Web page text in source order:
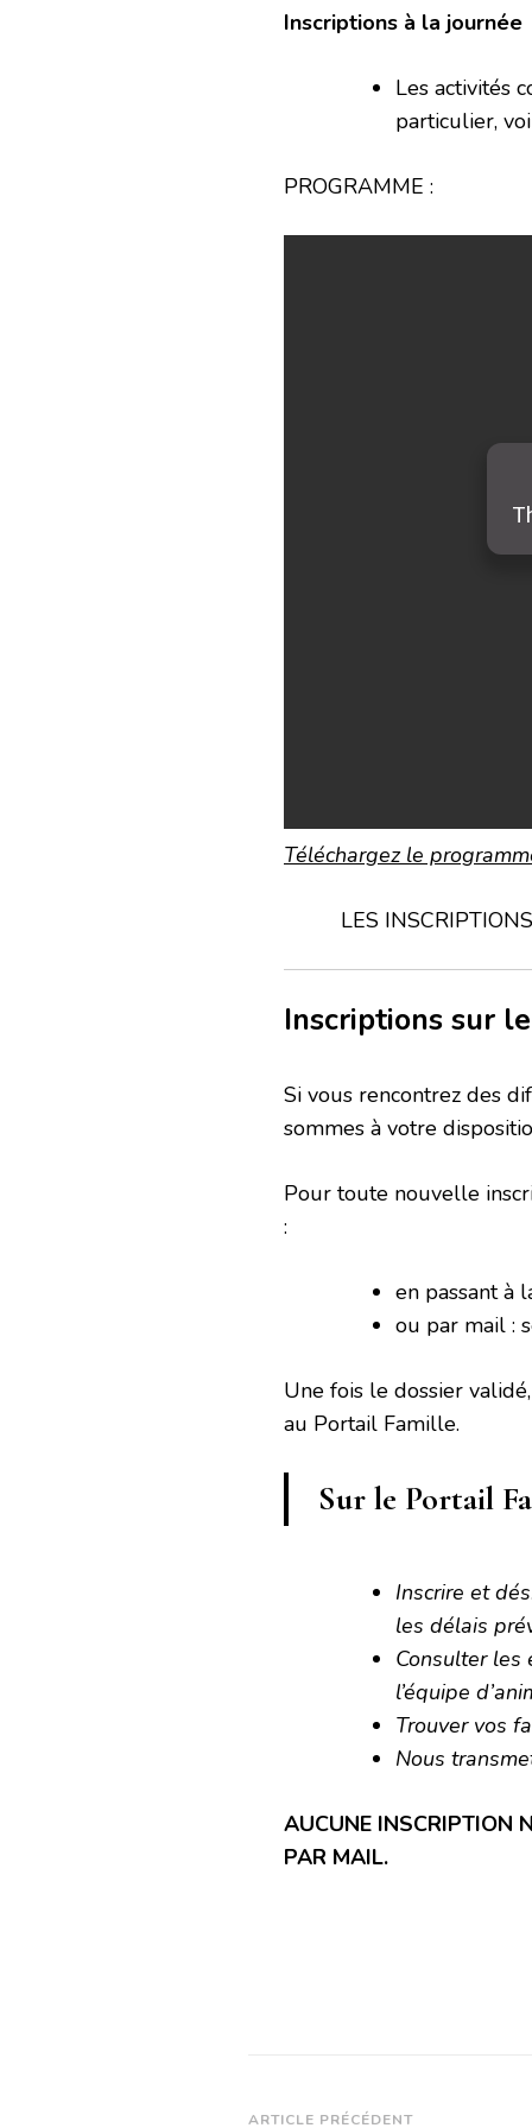
Inscriptions à la journée
Les activités
particulier,
PROGRAMME :
Téléchargez le
LES
Inscriptions sur
Si vous rencontrez des
sommes à votre
Pour toute nouvelle
:
en passant à
ou par mail :
Une fois le dossier
au Portail Famille.
Sur le Portail
Inscrire et
les délais
Consulter les
l’équipe
Trouver vos
Nous
AUCUNE INSCRIPTION
PAR MAIL.
ARTICLE PRÉCÉDENT